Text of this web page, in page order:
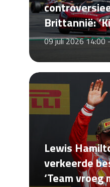
Brittannië:
09 juli 2026 14:00
Lewis
verkeerde
‘Team vroeg